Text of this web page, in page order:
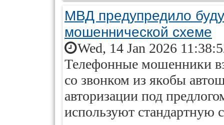
МВД предупредило
мошеннической схеме
Wed, 14 Jan 2026
Телефонные мошенники
со звонком из якобы
авторизации под
используют стандартную